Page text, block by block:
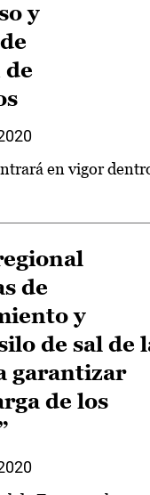
y
de
en vigor
de
y
de sal de
garantizar
de los